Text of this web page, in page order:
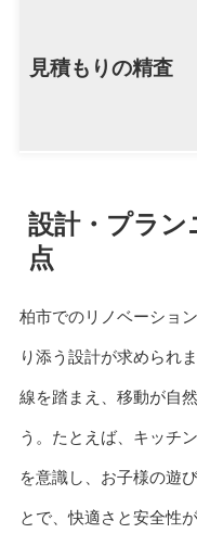
見積もりの精査
設計・プラ
点
柏市でのリノベーショ
り添う設計が求められ
線を踏まえ、移動が自
う。たとえば、キッチ
を意識し、お子様の遊
とで、快適さと安全性